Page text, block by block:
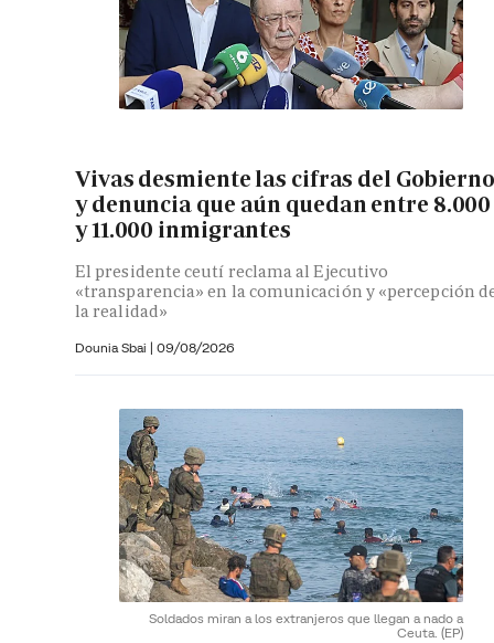
Vivas desmiente las cifras del
y denuncia que aún quedan entre 8.000
y 11.000 inmigrantes
El presidente ceutí reclama al Ejecutivo
«transparencia» en la comunicación y «percepción
la realidad»
Dounia Sbai | 09/08/2026
Soldados miran a los extranjeros que llegan a nado a
Ceuta. (EP)